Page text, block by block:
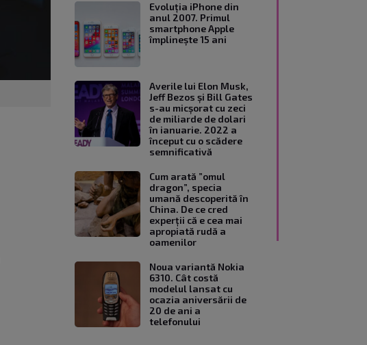
Evoluția iPhone din
anul 2007. Primul
smartphone Apple
împlinește 15 ani
Averile lui Elon Musk,
Jeff Bezos și Bill Gates
s-au micșorat cu zeci
de miliarde de dolari
în ianuarie. 2022 a
început cu o scădere
semnificativă
Cum arată ”omul
dragon”, specia
umană descoperită în
China. De ce cred
experții că e cea mai
apropiată rudă a
oamenilor
Noua variantă Nokia
6310. Cât costă
modelul lansat cu
ocazia aniversării de
20 de ani a
telefonului